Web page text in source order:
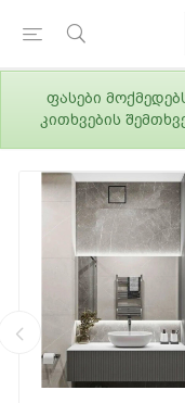
ფასები
კითხვების